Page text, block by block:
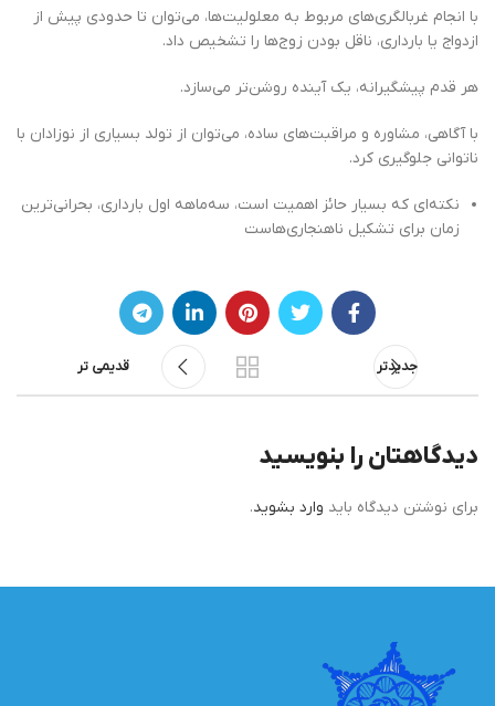
با انجام غربالگری‌های مربوط به معلولیت‌ها، می‌توان تا حدودی پیش از
ازدواج یا بارداری، ناقل بودن زوج‌ها را تشخیص داد.
هر قدم پیشگیرانه، یک آینده روشن‌تر می‌سازد.
با آگاهی، مشاوره و مراقبت‌های ساده، می‌توان از تولد بسیاری از نوزادان با
ناتوانی جلوگیری کرد.
نکته‌ای که بسیار حائز اهمیت است، سه‌ماهه اول بارداری، بحرانی‌ترین
زمان برای تشکیل ناهنجاری‌هاست
جدیدتر قدیمی تر
دیدگاهتان را بنویسید
برای نوشتن دیدگاه باید وارد بشوید.